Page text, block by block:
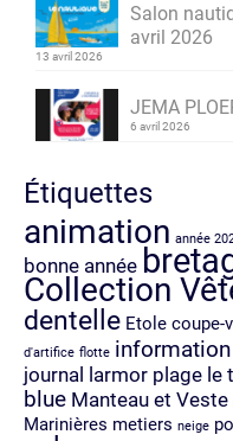
Salon
avril 2026
13 avril 2026
JEMA
6 avril 2026
Étiquettes
animation année
bonne année
Collection
dentelle Etole coupe-
d'artifice flotte information
journal larmor plage le
blue Manteau et Veste
Marinières metiers neige